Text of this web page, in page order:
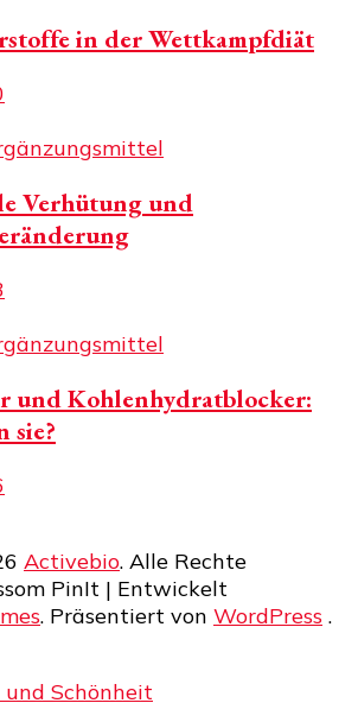
in der Wettkampfdiät
Verhütung und
und Kohlenhydratblocker:
sie?
Activebio. Alle Rechte
PinIt | Entwickelt
. Präsentiert von WordPress .
Schönheit